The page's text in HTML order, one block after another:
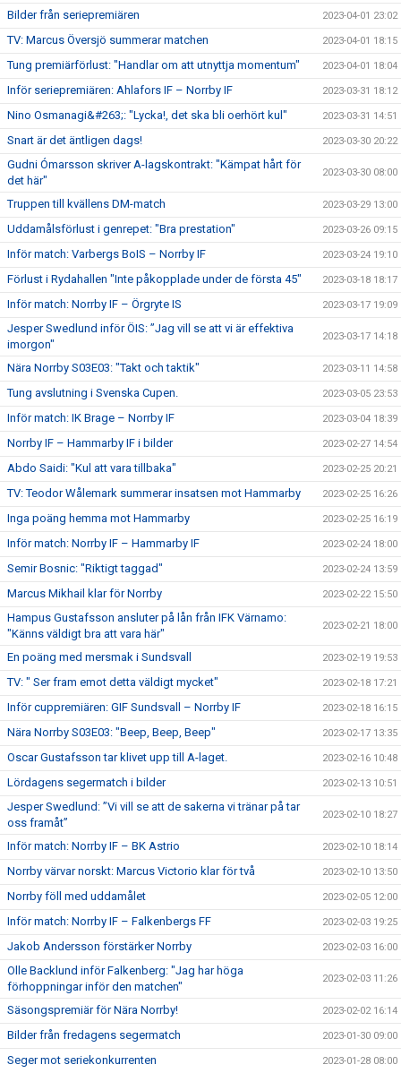
Bilder från seriepremiären 2023-04-01 23:02
TV: Marcus Översjö summerar matchen 2023-04-01 18:15
Tung premiärförlust: "Handlar om att utnyttja momentum" 2023-04-01 18:04
Inför seriepremiären: Ahlafors IF – Norrby IF 2023-03-31 18:12
Nino Osmanagi&#263;: "Lycka!, det ska bli oerhört kul" 2023-03-31 14:51
Snart är det äntligen dags! 2023-03-30 20:22
Gudni Ómarsson skriver A-lagskontrakt: "Kämpat hårt för
det här"
2023-03-30 08:00
Truppen till kvällens DM-match 2023-03-29 13:00
Uddamålsförlust i genrepet: "Bra prestation" 2023-03-26 09:15
Inför match: Varbergs BoIS – Norrby IF 2023-03-24 19:10
Förlust i Rydahallen "Inte påkopplade under de första 45" 2023-03-18 18:17
Inför match: Norrby IF – Örgryte IS 2023-03-17 19:09
Jesper Swedlund inför ÖIS: ”Jag vill se att vi är effektiva
imorgon"
2023-03-17 14:18
Nära Norrby S03E03: "Takt och taktik" 2023-03-11 14:58
Tung avslutning i Svenska Cupen. 2023-03-05 23:53
Inför match: IK Brage – Norrby IF 2023-03-04 18:39
Norrby IF – Hammarby IF i bilder 2023-02-27 14:54
Abdo Saidi: "Kul att vara tillbaka" 2023-02-25 20:21
TV: Teodor Wålemark summerar insatsen mot Hammarby 2023-02-25 16:26
Inga poäng hemma mot Hammarby 2023-02-25 16:19
Inför match: Norrby IF – Hammarby IF 2023-02-24 18:00
Semir Bosnic: "Riktigt taggad" 2023-02-24 13:59
Marcus Mikhail klar för Norrby 2023-02-22 15:50
Hampus Gustafsson ansluter på lån från IFK Värnamo:
"Känns väldigt bra att vara här"
2023-02-21 18:00
En poäng med mersmak i Sundsvall 2023-02-19 19:53
TV: " Ser fram emot detta väldigt mycket" 2023-02-18 17:21
Inför cuppremiären: GIF Sundsvall – Norrby IF 2023-02-18 16:15
Nära Norrby S03E03: "Beep, Beep, Beep" 2023-02-17 13:35
Oscar Gustafsson tar klivet upp till A-laget. 2023-02-16 10:48
Lördagens segermatch i bilder 2023-02-13 10:51
Jesper Swedlund: ”Vi vill se att de sakerna vi tränar på tar
oss framåt”
2023-02-10 18:27
Inför match: Norrby IF – BK Astrio 2023-02-10 18:14
Norrby värvar norskt: Marcus Victorio klar för två 2023-02-10 13:50
Norrby föll med uddamålet 2023-02-05 12:00
Inför match: Norrby IF – Falkenbergs FF 2023-02-03 19:25
Jakob Andersson förstärker Norrby 2023-02-03 16:00
Olle Backlund inför Falkenberg: "Jag har höga
förhoppningar inför den matchen"
2023-02-03 11:26
Säsongspremiär för Nära Norrby! 2023-02-02 16:14
Bilder från fredagens segermatch 2023-01-30 09:00
Seger mot seriekonkurrenten 2023-01-28 08:00